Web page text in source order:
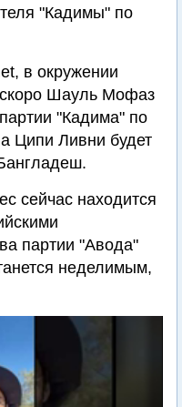
"Кадимы" по
в окружении
Шауль Мофаз
"Кадима" по
Ципи Ливни будет
сейчас находится
партии "Авода"
неделимым,